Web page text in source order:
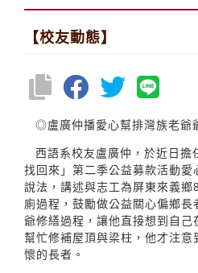
【校友動態】
◎盧廣仲播愛心幫排灣族老爺
西語系校友盧廣仲，於近日擔
找回來」第二季公益募款活動愛
說法，講述與志工為屏東來義
廁過程，鼓勵做公益關心偏鄉
爺修繕過程，讓他直接想到自己
幫忙修補屋頂與梁柱，他才注意
懷的長者。